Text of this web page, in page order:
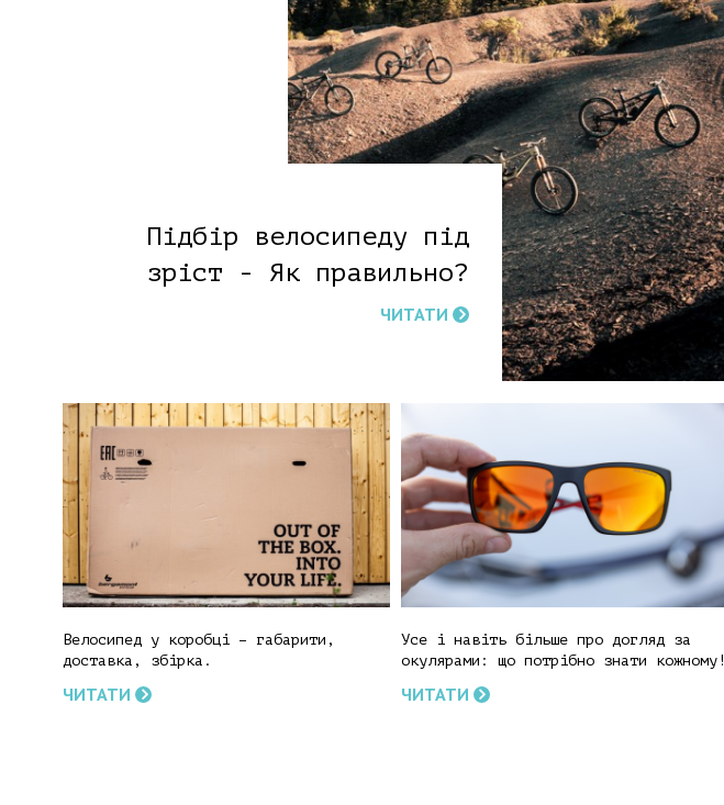
Підбір велосипеду під
зріст - Як правильно?
ЧИТАТИ
Велосипед у коробці – габарити,
доставка, збірка.
ЧИТАТИ
Усе і навіть більше про догляд за
окулярами: що потрібно знати кожному!
ЧИТАТИ